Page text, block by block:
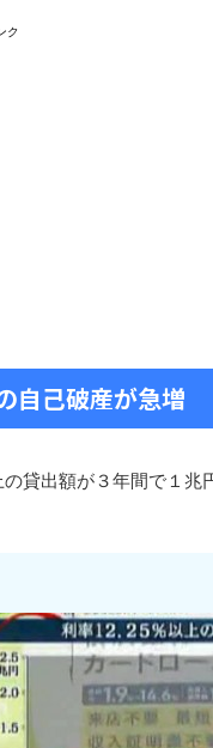
ク
自己破産が急増
貸出額が３年間で１兆